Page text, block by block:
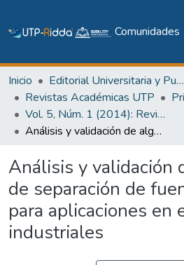
Comunidades
Inicio
Editorial Universitaria y Publicaciones Seriadas
Revistas Académicas UTP
Vol. 5, Núm. 1 (2014): Revista Prisma Tecnológico
Análisis y validación de algoritmos de separación de fuentes sonoras para aplicaciones en entornos industriales
Análisis y validación
de separación de
para aplicaciones en
industriales